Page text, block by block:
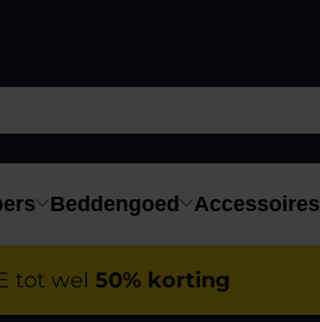
Beddengoed Accessoires
tot wel 50% korting